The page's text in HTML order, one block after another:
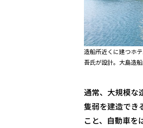
造船所近くに建つホ
吾氏が設計。大島造
通常、大規模な
隻弱を建造でき
こと、自動車を